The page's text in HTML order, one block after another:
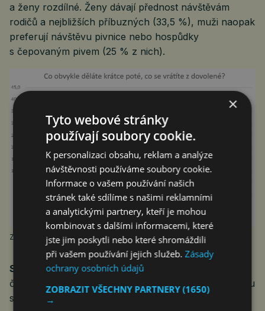
a ženy rozdílné. Ženy dávají přednost návštěvám
rodičů a nejbližších příbuzných (33,5 %), muži naopak
preferují návštěvu pivnice nebo hospůdky
s čepovaným pivem (25 % z nich).
Zdroj: Penny
S
tarší generace si velmi ráda po návratu domů pustí
českou televizi (21 %), zatímco mladí lidé volí i nějakou
sportovní aktivitu (12 %). Celkem pětina respondentů
×
Tyto webové stránky
používají soubory cookie.
K personalizaci obsahu, reklam a analýze
návštěvnosti používáme soubory cookie.
Informace o vašem používání našich
stránek také sdílíme s našimi reklamními
a analytickými partnery, kteří je mohou
kombinovat s dalšími informacemi, které
jste jim poskytli nebo které shromáždili
při vašem používání jejich služeb.Zásady
ochrany osobních údajů
ZOBRAZIT VŠECHNY PARTNERY(1650)
→